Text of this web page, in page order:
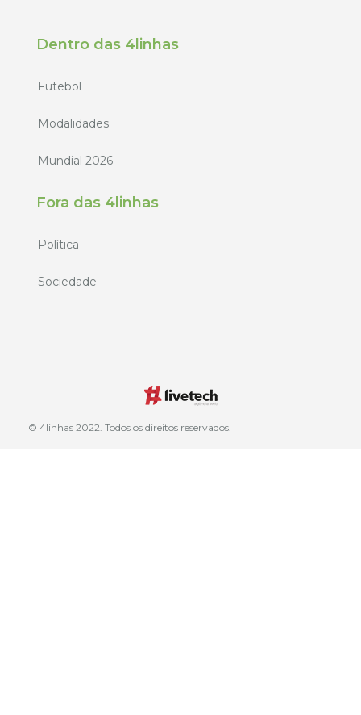
Dentro das 4linhas
Futebol
Modalidades
Mundial 2026
Fora das 4linhas
Política
Sociedade
© 4linhas 2022. Todos os direitos reservados.